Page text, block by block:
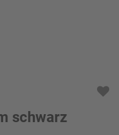
schwarz